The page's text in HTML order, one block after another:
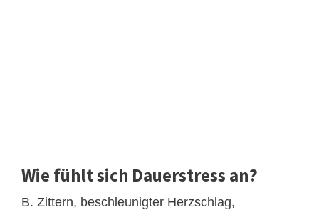
Wie fühlt sich Dauerstress an?
B. Zittern, beschleunigter Herzschlag,